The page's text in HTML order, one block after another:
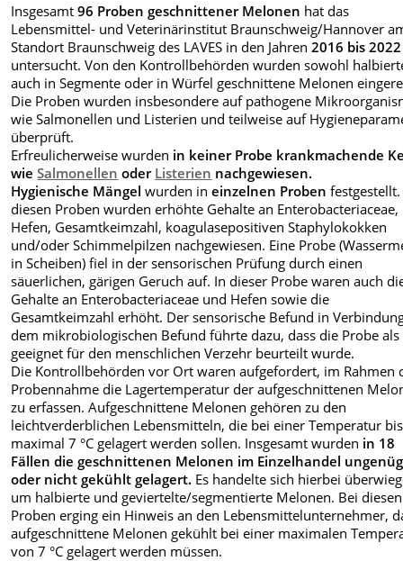
Insgesamt96 Proben geschnittener Melonen hat das
Lebensmittel- und Veterinärinstitut Braunschweig/Hannover
Standort Braunschweig des LAVES in den Jahren2016 bis 2022
untersucht. Von den Kontrollbehörden wurden sowohl
auch in Segmente oder in Würfel geschnittene Melonen
Die Proben wurden insbesondere auf pathogene
wie Salmonellen und Listerien und teilweise auf
überprüft.
Erfreulicherweise wurden in keiner Probe krankmachende
wieSalmonellen oder Listerien nachgewiesen.
Hygienische Mängel wurden ineinzelnen Proben
diesen Proben wurden erhöhte Gehalte an Enterobacteriaceae,
Hefen, Gesamtkeimzahl, koagulasepositiven Staphylokokken
und/oder Schimmelpilzen nachgewiesen. Eine Probe
in Scheiben) fiel in der sensorischen Prüfung durch einen
säuerlichen, gärigen Geruch auf. In dieser Probe waren auch
Gehalte an Enterobacteriaceae und Hefen sowie die
Gesamtkeimzahl erhöht. Der sensorische Befund in
dem mikrobiologischen Befund führte dazu, dass die Probe
geeignet für den menschlichen Verzehr beurteilt wurde.
Die Kontrollbehörden vor Ort waren aufgefordert, im Rahmen
Probennahme die Lagertemperatur der aufgeschnittenen
zu erfassen. Aufgeschnittene Melonen gehören zu den
leichtverderblichen Lebensmitteln, die bei einer Temperatur bis
maximal 7 °C gelagert werden sollen. Insgesamt wurden in 18
Fällendie geschnittenen Melonen im Einzelhandel
oder nicht gekühlt gelagert. Es handelte sich hierbei
um halbierte und geviertelte/segmentierte Melonen. Bei diesen
Proben erging ein Hinweis an den Lebensmittelunternehmer,
aufgeschnittene Melonen gekühlt bei einer maximalen
von 7 °C gelagert werden müssen.